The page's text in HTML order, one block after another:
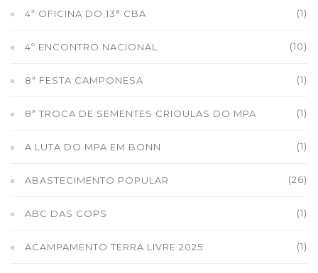
4ª OFICINA DO 13° CBA (1)
4º ENCONTRO NACIONAL (10)
8ª FESTA CAMPONESA (1)
8ª TROCA DE SEMENTES CRIOULAS DO MPA (1)
A LUTA DO MPA EM BONN (1)
ABASTECIMENTO POPULAR (26)
ABC DAS COPS (1)
ACAMPAMENTO TERRA LIVRE 2025 (1)